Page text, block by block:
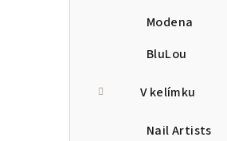
Modena
BluLou
V kelímku
Nail Artists